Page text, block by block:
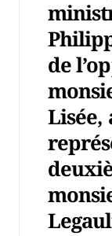
de
Lisée,